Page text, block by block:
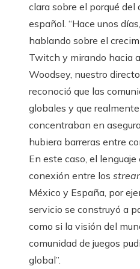
clara sobre el porqué del
español. “Hace unos
hablando sobre el
Twitch y mirando hacia
Woodsey, nuestro
reconoció que las
globales y que
concentraban en
hubiera barreras entre
En este caso, el lenguaje
conexión entre los
México y España, por
servicio se construyó a
como si la visión del
comunidad de juegos
global”.